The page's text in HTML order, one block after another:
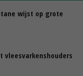
wijst op grote